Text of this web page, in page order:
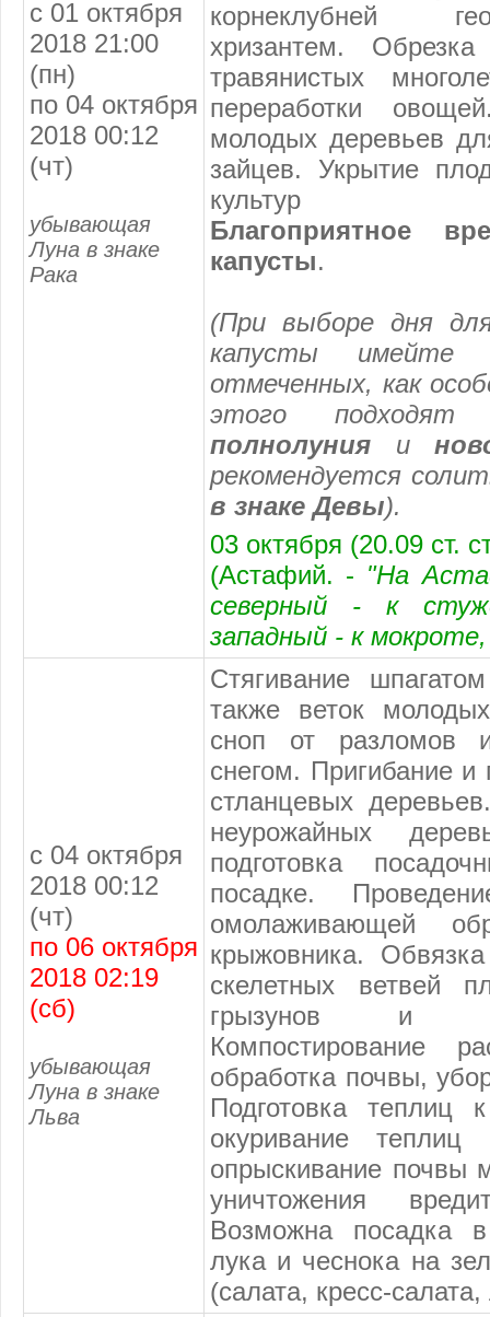
с 01 октября
2018 21:00
(пн)
по 04 октября
2018 00:12
(чт)
убывающая
Луна в знаке
Рака
корнеклубней
хризантем.
травянистых
переработки
молодых деревьев
зайцев. Укрытие
культур
Благоприятное
капусты.
(При выборе дня
капусты имейте
отмеченных, как
этого
полнолуния и
рекомендуется
в знаке Девы).
03 октября (20.09 ст.
(Астафий. - "На
северный - к
западный - к
с 04 октября
2018 00:12
(чт)
по 06 октября
2018 02:19
(сб)
убывающая
Луна в знаке
Льва
Стягивание
также веток
сноп от разломов
снегом. Пригибание
стланцевых
неурожайных
подготовка
посадке.
омолаживающей
крыжовника.
скелетных ветвей
грызунов и
Компостирование
обработка почвы,
Подготовка теплиц
окуривание
опрыскивание почвы
уничтожения
Возможна посадка
лука и чеснока на
(салата, кресс-